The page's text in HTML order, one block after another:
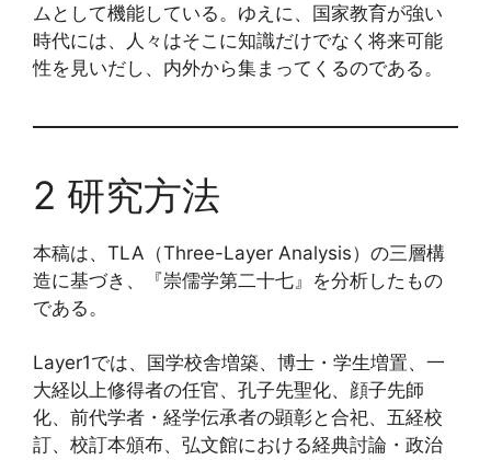
ムとして機能している。ゆえに、国家教育が強い
時代には、人々はそこに知識だけでなく将来可能
性を見いだし、内外から集まってくるのである。
2 研究方法
本稿は、TLA（Three-Layer Analysis）の三層構
造に基づき、『崇儒学第二十七』を分析したもの
である。
Layer1では、国学校舎増築、博士・学生増置、一
大経以上修得者の任官、孔子先聖化、顔子先師
化、前代学者・経学伝承者の顕彰と合祀、五経校
訂、校訂本頒布、弘文館における経典討論・政治